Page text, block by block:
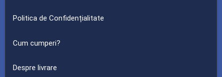
Politica de Confidențialitate
Cum cumperi?
Despre livrare